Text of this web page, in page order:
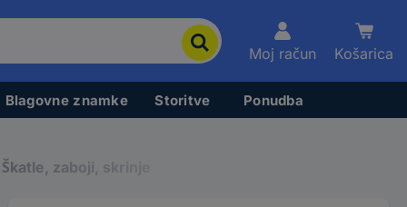
Moj račun Košarica
Blagovne znamke Storitve Ponudba
Škatle, zaboji, skrinje